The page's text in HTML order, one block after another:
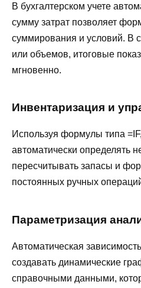
В бухгалтерском учете
сумму затрат позволяет
суммирования и условий. В
или объемов, итоговые
мгновенно.
Инвентаризация и
Используя формулы типа
автоматически определять
пересчитывать запасы и
постоянных ручных
Параметризация
Автоматическая
создавать динамические
справочными данными,